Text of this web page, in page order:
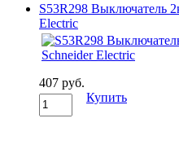
S53R298 Выключатель
Electric
407 руб.
Купить